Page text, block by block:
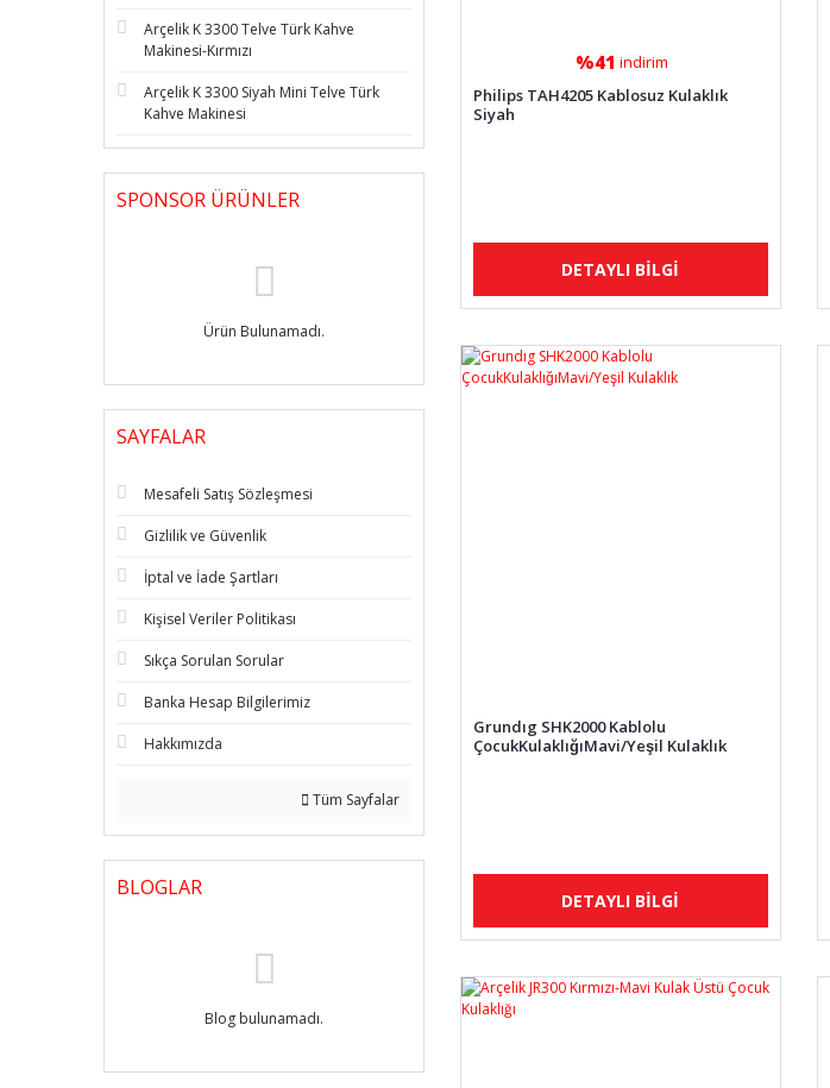
Arçelik K 3300 Telve Türk Kahve
Makinesi-Kırmızı
Arçelik K 3300 Siyah Mini Telve Türk
Kahve Makinesi
SPONSOR ÜRÜNLER
Ürün Bulunamadı.
SAYFALAR
Mesafeli Satış Sözleşmesi
Gizlilik ve Güvenlik
İptal ve İade Şartları
Kişisel Veriler Politikası
Sıkça Sorulan Sorular
Banka Hesap Bilgilerimiz
Hakkımızda
Tüm Sayfalar
BLOGLAR
Blog bulunamadı.
%41 indirim
Philips TAH4205 Kablosuz Kulaklık
Siyah
DETAYLI BİLGİ
Grundıg SHK2000 Kablolu
ÇocukKulaklığıMavi/Yeşil Kulaklık
DETAYLI BİLGİ